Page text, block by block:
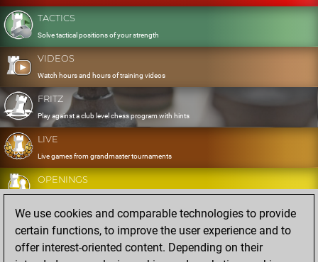
TACTICS
Solve tactical positions of your strength
VIDEOS
Watch hours and hours of training videos
FRITZ
Play against a club level chess program with hints
LIVE
Live games from grandmaster tournaments
OPENINGS
Develop and exercise your openings
DATABASE
Eight million strong games
We use cookies and comparable technologies to provide
certain functions, to improve the user experience and to
offer interest-oriented content. Depending on their